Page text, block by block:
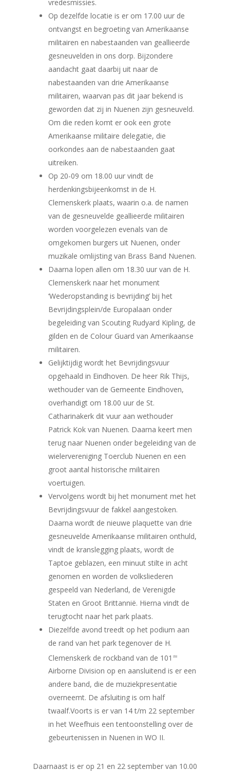
vredesmissies.
Op dezelfde locatie is er om 17.00 uur de
ontvangst en begroeting van Amerikaanse
militairen en nabestaanden van geallieerde
gesneuvelden in ons dorp. Bijzondere
aandacht gaat daarbij uit naar de
nabestaanden van drie Amerikaanse
militairen, waarvan pas dit jaar bekend is
geworden dat zij in Nuenen zijn gesneuveld.
Om die reden komt er ook een grote
Amerikaanse militaire delegatie, die
oorkondes aan de nabestaanden gaat
uitreiken.
Op 20-09 om 18.00 uur vindt de
herdenkingsbijeenkomst in de H.
Clemenskerk plaats, waarin o.a. de namen
van de gesneuvelde geallieerde militairen
worden voorgelezen evenals van de
omgekomen burgers uit Nuenen, onder
muzikale omlijsting van Brass Band Nuenen.
Daarna lopen allen om 18.30 uur van de H.
Clemenskerk naar het monument
‘Wederopstanding is bevrijding’ bij het
Bevrijdingsplein/de Europalaan onder
begeleiding van Scouting Rudyard Kipling, de
gilden en de Colour Guard van Amerikaanse
militairen.
Gelijktijdig wordt het Bevrijdingsvuur
opgehaald in Eindhoven. De heer Rik Thijs,
wethouder van de Gemeente Eindhoven,
overhandigt om 18.00 uur de St.
Catharinakerk dit vuur aan wethouder
Patrick Kok van Nuenen. Daarna keert men
terug naar Nuenen onder begeleiding van de
wielervereniging Toerclub Nuenen en een
groot aantal historische militairen
voertuigen.
Vervolgens wordt bij het monument met het
Bevrijdingsvuur de fakkel aangestoken.
Daarna wordt de nieuwe plaquette van drie
gesneuvelde Amerikaanse militairen onthuld,
vindt de kranslegging plaats, wordt de
Taptoe geblazen, een minuut stilte in acht
genomen en worden de volksliederen
gespeeld van Nederland, de Verenigde
Staten en Groot Brittannië. Hierna vindt de
terugtocht naar het park plaats.
Diezelfde avond treedt op het podium aan
de rand van het park tegenover de H.
Clemenskerk de rockband van de 101 ste
Airborne Division op en aansluitend is er een
andere band, die de muziekpresentatie
overneemt. De afsluiting is om half
twaalf.Voorts is er van 14 t/m 22 september
in het Weefhuis een tentoonstelling over de
gebeurtenissen in Nuenen in WO II.
Daarnaast is er op 21 en 22 september van 10.00